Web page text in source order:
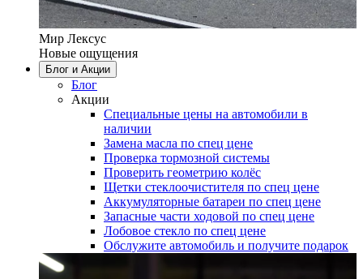
Мир Лексус
Новые ощущения
Блог и Акции
Блог
Акции
Специальные цены на автомобили в
наличии
Замена масла по спец цене
Проверка тормозной системы
Проверить геометрию колёс
Щетки стеклоочистителя по спец цене
Аккумуляторные батареи по спец цене
Запасные части ходовой по спец цене
Лобовое стекло по спец цене
Обслужите автомобиль и получите подарок